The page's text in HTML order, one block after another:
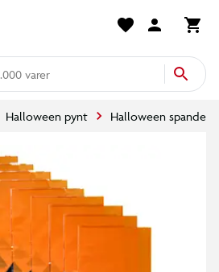
varer
Halloween pynt Halloween spande